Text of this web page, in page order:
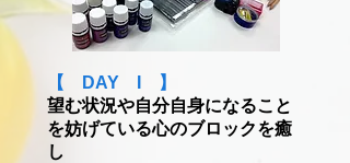
【 DAY I 】
望む状況や自分自身になること
を妨げている心のブロックを癒
し